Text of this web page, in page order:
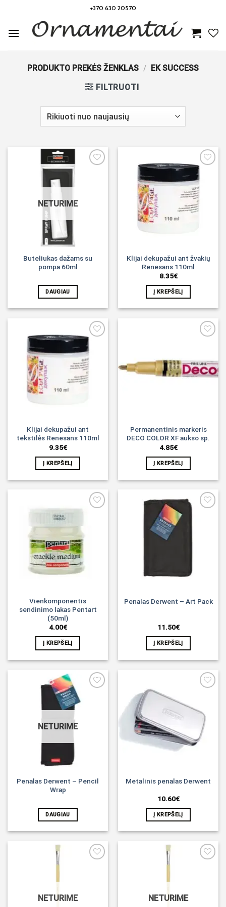
content
+370 630 20570
PRODUKTO PREKĖS ŽENKLAS / EK SUCCESS
FILTRUOTI
NETURIME
Buteliukas dažams su
pompa 60ml
DAUGIAU
Noriu!
Klijai dekupažui ant žvakių
Renesans 110ml
8.35€
Į KREPŠELĮ
Noriu!
Klijai dekupažui ant
tekstilės Renesans 110ml
9.35€
Į KREPŠELĮ
Noriu!
Permanentinis markeris
DECO COLOR XF aukso sp.
4.85€
Į KREPŠELĮ
Vienkomponentis
sendinimo lakas Pentart
(50ml)
4.00€
Į KREPŠELĮ
Penalas Derwent – Art Pack
11.50€
Į KREPŠELĮ
NETURIME
Penalas Derwent – Pencil
Wrap
DAUGIAU
Noriu!
Metalinis penalas Derwent
10.60€
Į KREPŠELĮ
NETURIME NETURIME